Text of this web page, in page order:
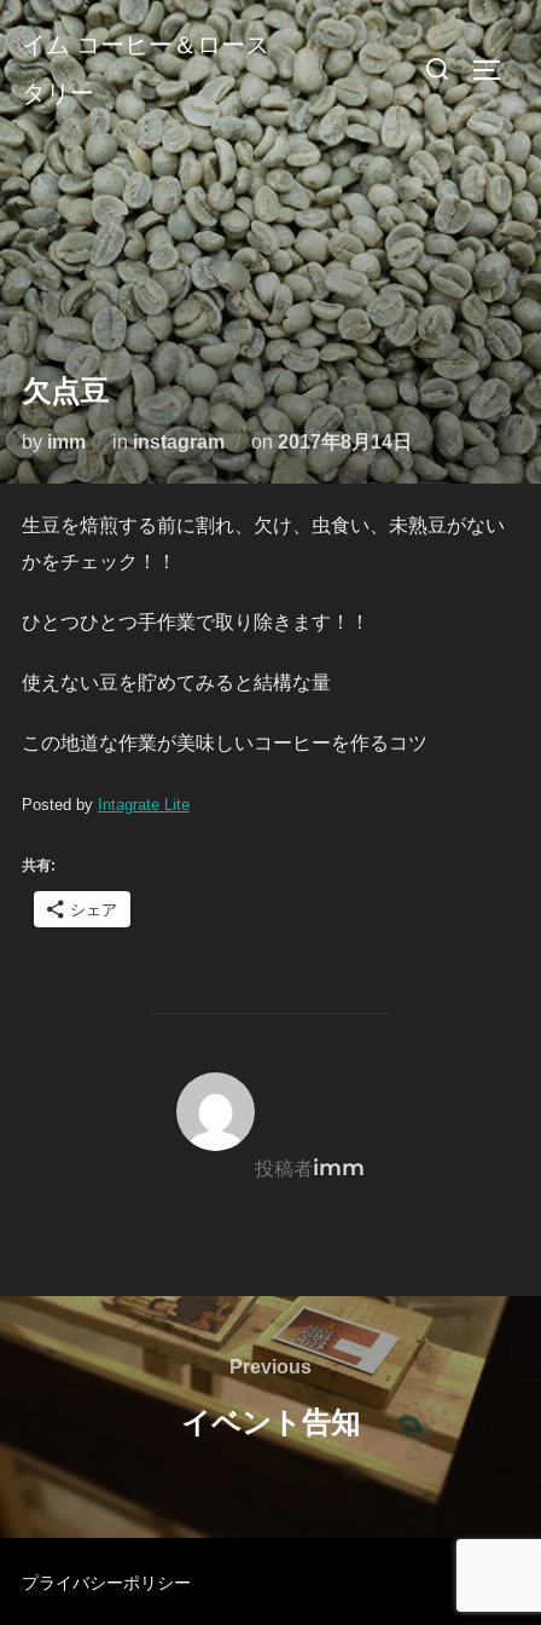
コ
ン
テ
ン
ツ
へ
ス
キ
ッ
プ
イム コーヒー＆ロース
タリー
検
索
対
象:
サイド
欠点豆
by imm ininstagram on投
稿
2017年8月14日
生豆を焙煎する前に割れ、欠け、虫食い、未熟豆がない
かをチェック！！
ひとつひとつ手作業で取り除きます！！
使えない豆を貯めてみると結構な量
この地道な作業が美味しいコーヒーを作るコツ
Posted by Intagrate Lite
共有:
シェア
投稿者
投稿者imm
投
ビ
ー
Previous
Previous
イベント告知
プライバシーポリシー